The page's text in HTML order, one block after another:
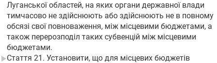
Луганської областей, на яких органи державної влади
тимчасово не здійснюють або здійснюють не в повному
обсязі свої повноваження, між місцевими бюджетами, а
також перерозподіл таких субвенцій між місцевими
бюджетами.
Стаття 21. Установити, що для місцевих бюджетів